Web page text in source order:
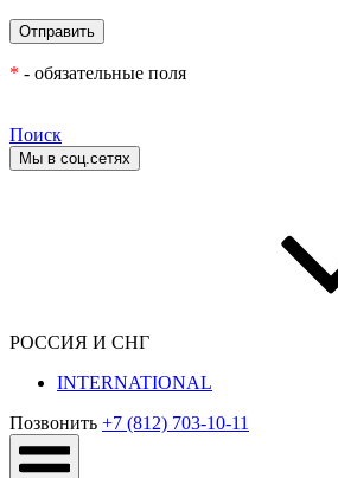
* - обязательные поля
Поиск
Мы в соц.сетях
РОССИЯ И СНГ
INTERNATIONAL
Позвонить +7 (812) 703-10-11